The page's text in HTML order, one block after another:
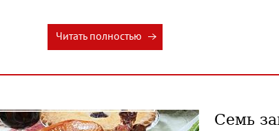
Читать полностью
Семь